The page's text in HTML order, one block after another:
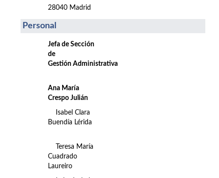
28040 Madrid
Personal
Jefa de Sección
de
Gestión Administrativa
Ana María
Crespo Julián
Isabel Clara
Buendía Lérida
Teresa María
Cuadrado
Laureiro